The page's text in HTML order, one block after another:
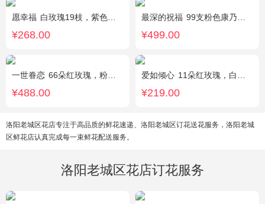
愿幸福 白玫瑰19枝，紫色勿忘我围绕。
¥268.00
最深的祝福 99支粉色康乃馨，搭配绿叶、黄莺。
¥499.00
一世眷恋 66朵红玫瑰，粉色石竹梅外围丰满围边，黑色丝带搭配
¥488.00
爱如倾心 11朵红玫瑰，白色满天星间插，一条灯带，一对小熊、黄莺或尤加利叶搭配
¥219.00
洛阳老城区花店专注于高品质的鲜花速递、洛阳老城区订花送花服务，洛阳老城
区鲜花店认真完成每一束鲜花配送服务。
洛阳老城区花店订花服务